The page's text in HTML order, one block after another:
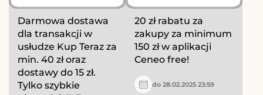
Darmowa dostawa
dla transakcji w
usłudze Kup Teraz za
min. 40 zł oraz
dostawy do 15 zł.
Tylko szybkie
20 zł rabatu za
zakupy za minimum
150 zł w aplikacji
Ceneo free!
do 28.02.2025 23:59